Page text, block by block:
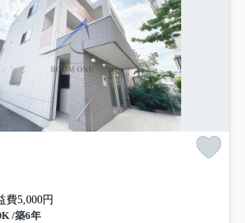
費5,000円
/築6年